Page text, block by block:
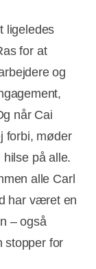
ligeledes
for at
og
når Cai
forbi, møder
på alle.
alle Carl
har været en
– også
stopper for